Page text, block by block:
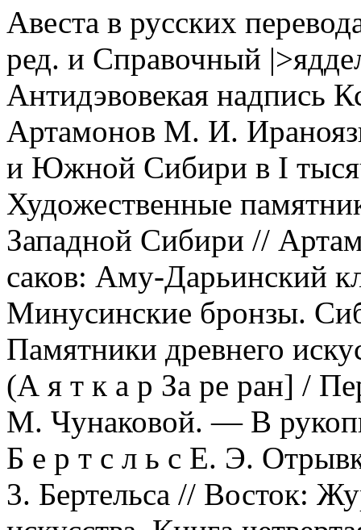
Авеста в русских
ред. и Справочный
Антидэвовекая надпись
Артамонов М. И.
и Южной Сибири в I
Художественные
Западной Сибири //
саков: Аму-Дарьинский
Минусинские бронзы.
Памятники древнего
(А я т к а р За ре ран] /
М. Чунаковой. — В
Б е р т с л ь с Е. Э.
3. Бертельса // Восток: